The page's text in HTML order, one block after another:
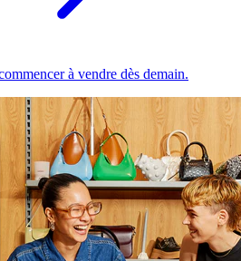
à vendre dès demain.